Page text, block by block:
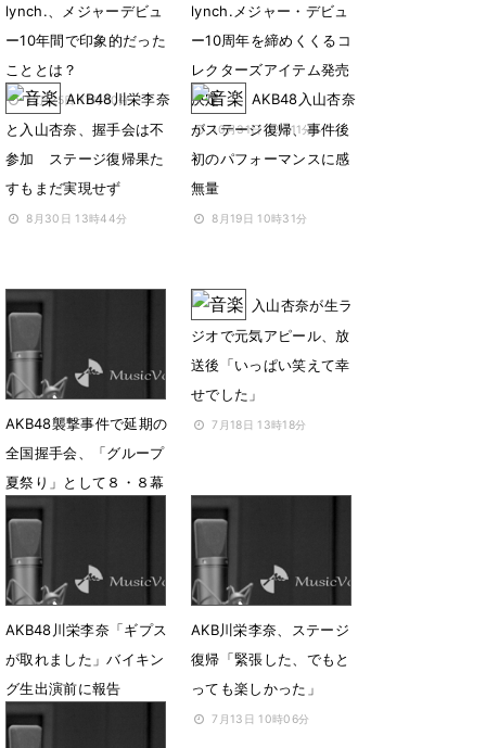
lynch.、メジャーデビュ
ー10年間で印象的だった
こととは？
12月25日 17時00分
lynch.メジャー・デビュ
ー10周年を締めくくるコ
レクターズアイテム発売
決定
10月31日 22時11分
AKB48川栄李奈
と入山杏奈、握手会は不
参加 ステージ復帰果た
すもまだ実現せず
8月30日 13時44分
AKB48入山杏奈
がステージ復帰、事件後
初のパフォーマンスに感
無量
8月19日 10時31分
AKB48襲撃事件で延期の
全国握手会、「グループ
夏祭り」として８・８幕
張で代替開催
入山杏奈が生ラ
ジオで元気アピール、放
送後「いっぱい笑えて幸
せでした」
7月18日 13時18分
AKB48川栄李奈「ギプス
が取れました」バイキン
グ生出演前に報告
7月17日 11時40分
AKB川栄李奈、ステージ
復帰「緊張した、でもと
っても楽しかった」
7月13日 10時06分